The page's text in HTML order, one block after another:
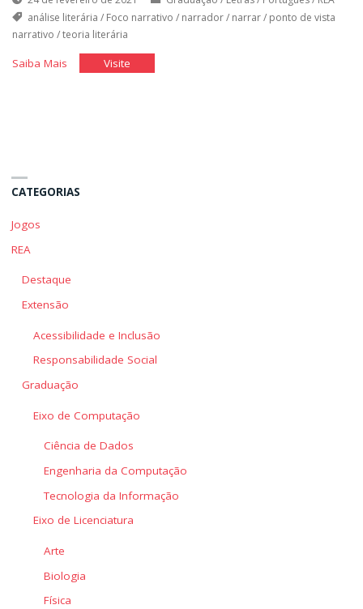
análise literária / Foco narrativo / narrador/ narrar/ ponto de vista
narrativo /teoria literária
Saiba Mais"Foco
Visite"Foco
CATEGORIAS
Jogos
REA
Destaque
Extensão
Acessibilidade e Inclusão
Responsabilidade Social
Graduação
Eixo de Computação
Ciência de Dados
Engenharia da Computação
Tecnologia da Informação
Eixo de Licenciatura
Arte
Biologia
Física